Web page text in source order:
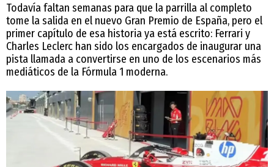
Todavía faltan semanas para que la parrilla al completo
tome la salida en el nuevo Gran Premio de España, pero el
primer capítulo de esa historia ya está escrito: Ferrari y
Charles Leclerc han sido los encargados de inaugurar una
pista llamada a convertirse en uno de los escenarios más
mediáticos de la Fórmula 1 moderna.